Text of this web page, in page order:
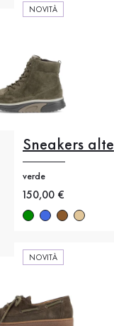
NOVITÀ
Sneakers alte
verde
Nuovo prezzo
150,00 €
NOVITÀ